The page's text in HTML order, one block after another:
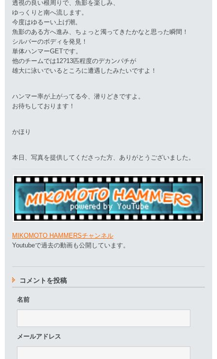
透視の良い根周りで、魚影を楽しみ、
ゆっくりと南へ流します。
今度はゆるーい上げ潮。
魚影のある方へ進み、ちょっと濁ってきたかなと思った瞬間！
シルバーのボディを発見！
単体ハンマーGETです。
他のチームでは12?13匹程度のデカンパチが
雄大に泳いでいるところに遭遇したみたいですよ！
ハンマー率が上がってる今、潜りどきですよ。
お待ちしております！
かほり
本日、写真を提供してくださった方、ありがとうございました。
MIKOMOTO HAMMERSチャンネル
Youtubeで過去の動画も公開しています。
コメントを投稿
名前
メールアドレス